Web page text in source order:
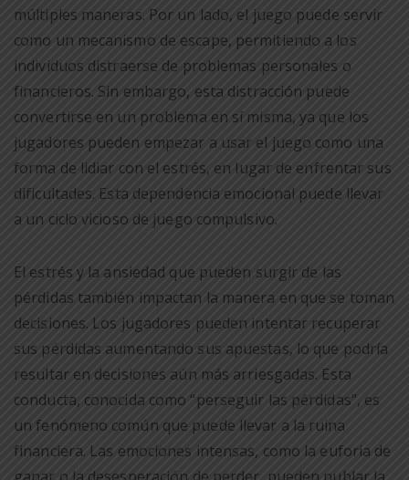
múltiples maneras. Por un lado, el juego puede servir
como un mecanismo de escape, permitiendo a los
individuos distraerse de problemas personales o
financieros. Sin embargo, esta distracción puede
convertirse en un problema en sí misma, ya que los
jugadores pueden empezar a usar el juego como una
forma de lidiar con el estrés, en lugar de enfrentar sus
dificultades. Esta dependencia emocional puede llevar
a un ciclo vicioso de juego compulsivo.
El estrés y la ansiedad que pueden surgir de las
pérdidas también impactan la manera en que se toman
decisiones. Los jugadores pueden intentar recuperar
sus pérdidas aumentando sus apuestas, lo que podría
resultar en decisiones aún más arriesgadas. Esta
conducta, conocida como “perseguir las pérdidas”, es
un fenómeno común que puede llevar a la ruina
financiera. Las emociones intensas, como la euforia de
ganar o la desesperación de perder, pueden nublar la